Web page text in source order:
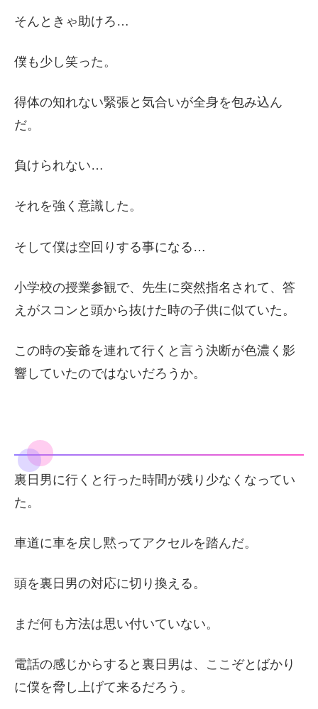
そんときゃ助けろ…
僕も少し笑った。
得体の知れない緊張と気合いが全身を包み込ん
だ。
負けられない…
それを強く意識した。
そして僕は空回りする事になる…
小学校の授業参観で、先生に突然指名されて、答
えがスコンと頭から抜けた時の子供に似ていた。
この時の妄爺を連れて行くと言う決断が色濃く影
響していたのではないだろうか。
裏日男に行くと行った時間が残り少なくなってい
た。
車道に車を戻し黙ってアクセルを踏んだ。
頭を裏日男の対応に切り換える。
まだ何も方法は思い付いていない。
電話の感じからすると裏日男は、ここぞとばかり
に僕を脅し上げて来るだろう。